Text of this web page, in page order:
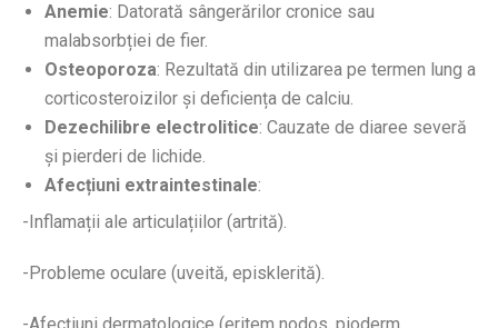
Anemie: Datorată sângerărilor cronice sau
malabsorbției de fier.
Osteoporoza: Rezultată din utilizarea pe termen lung a
corticosteroizilor și deficiența de calciu.
Dezechilibre electrolitice: Cauzate de diaree severă
și pierderi de lichide.
Afecțiuni extraintestinale:
-Inflamații ale articulațiilor (artrită).
-Probleme oculare (uveită, episklerită).